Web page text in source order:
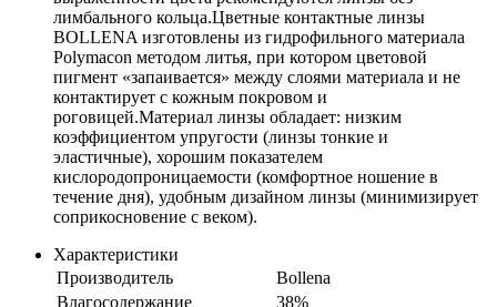
лимбального кольца.Цветные контактные линзы
BOLLENA изготовлены из гидрофильного материала
Polymacon методом литья, при котором цветовой
пигмент «запаивается» между слоями материала и не
контактирует с кожным покровом и
роговицей.Материал линзы обладает: низким
коэффициентом упругости (линзы тонкие и
эластичные), хорошим показателем
кислородопроницаемости (комфортное ношение в
течение дня), удобным дизайном линзы (минимизирует
соприкосновение с веком).
Характеристики
Производитель
Bollena
Влагосодержание
38%